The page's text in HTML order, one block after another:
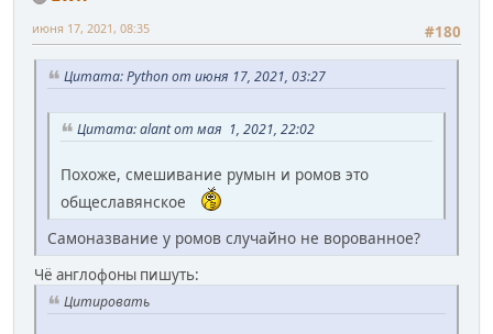
#180
июня 17, 2021, 08:35
Цитата: Python от июня 17, 2021, 03:27
Цитата: alant от мая 1, 2021, 22:02
Похоже, смешивание румын и ромов это
общеславянское
Самоназвание у ромов случайно не ворованное?
Чё англофоны пишуть:
Цитировать